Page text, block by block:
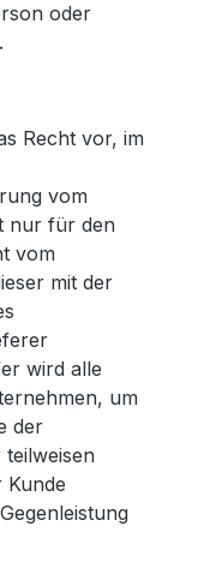
oder
Recht vor, im
vom
nur für den
vom
mit der
wird alle
um
der
Kunde